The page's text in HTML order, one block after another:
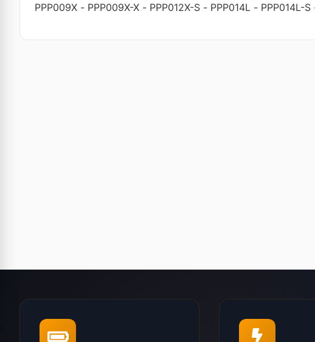
PPP009X - PPP009X-X - PPP012X-S - PPP014L - PPP014L-S